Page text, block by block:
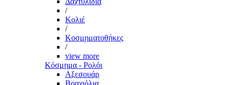
/
Κολιέ
/
Κοσμηματοθήκες
/
view more
Κόσμημα - Ρολόι
Αξεσουάρ
Βραχιόλια